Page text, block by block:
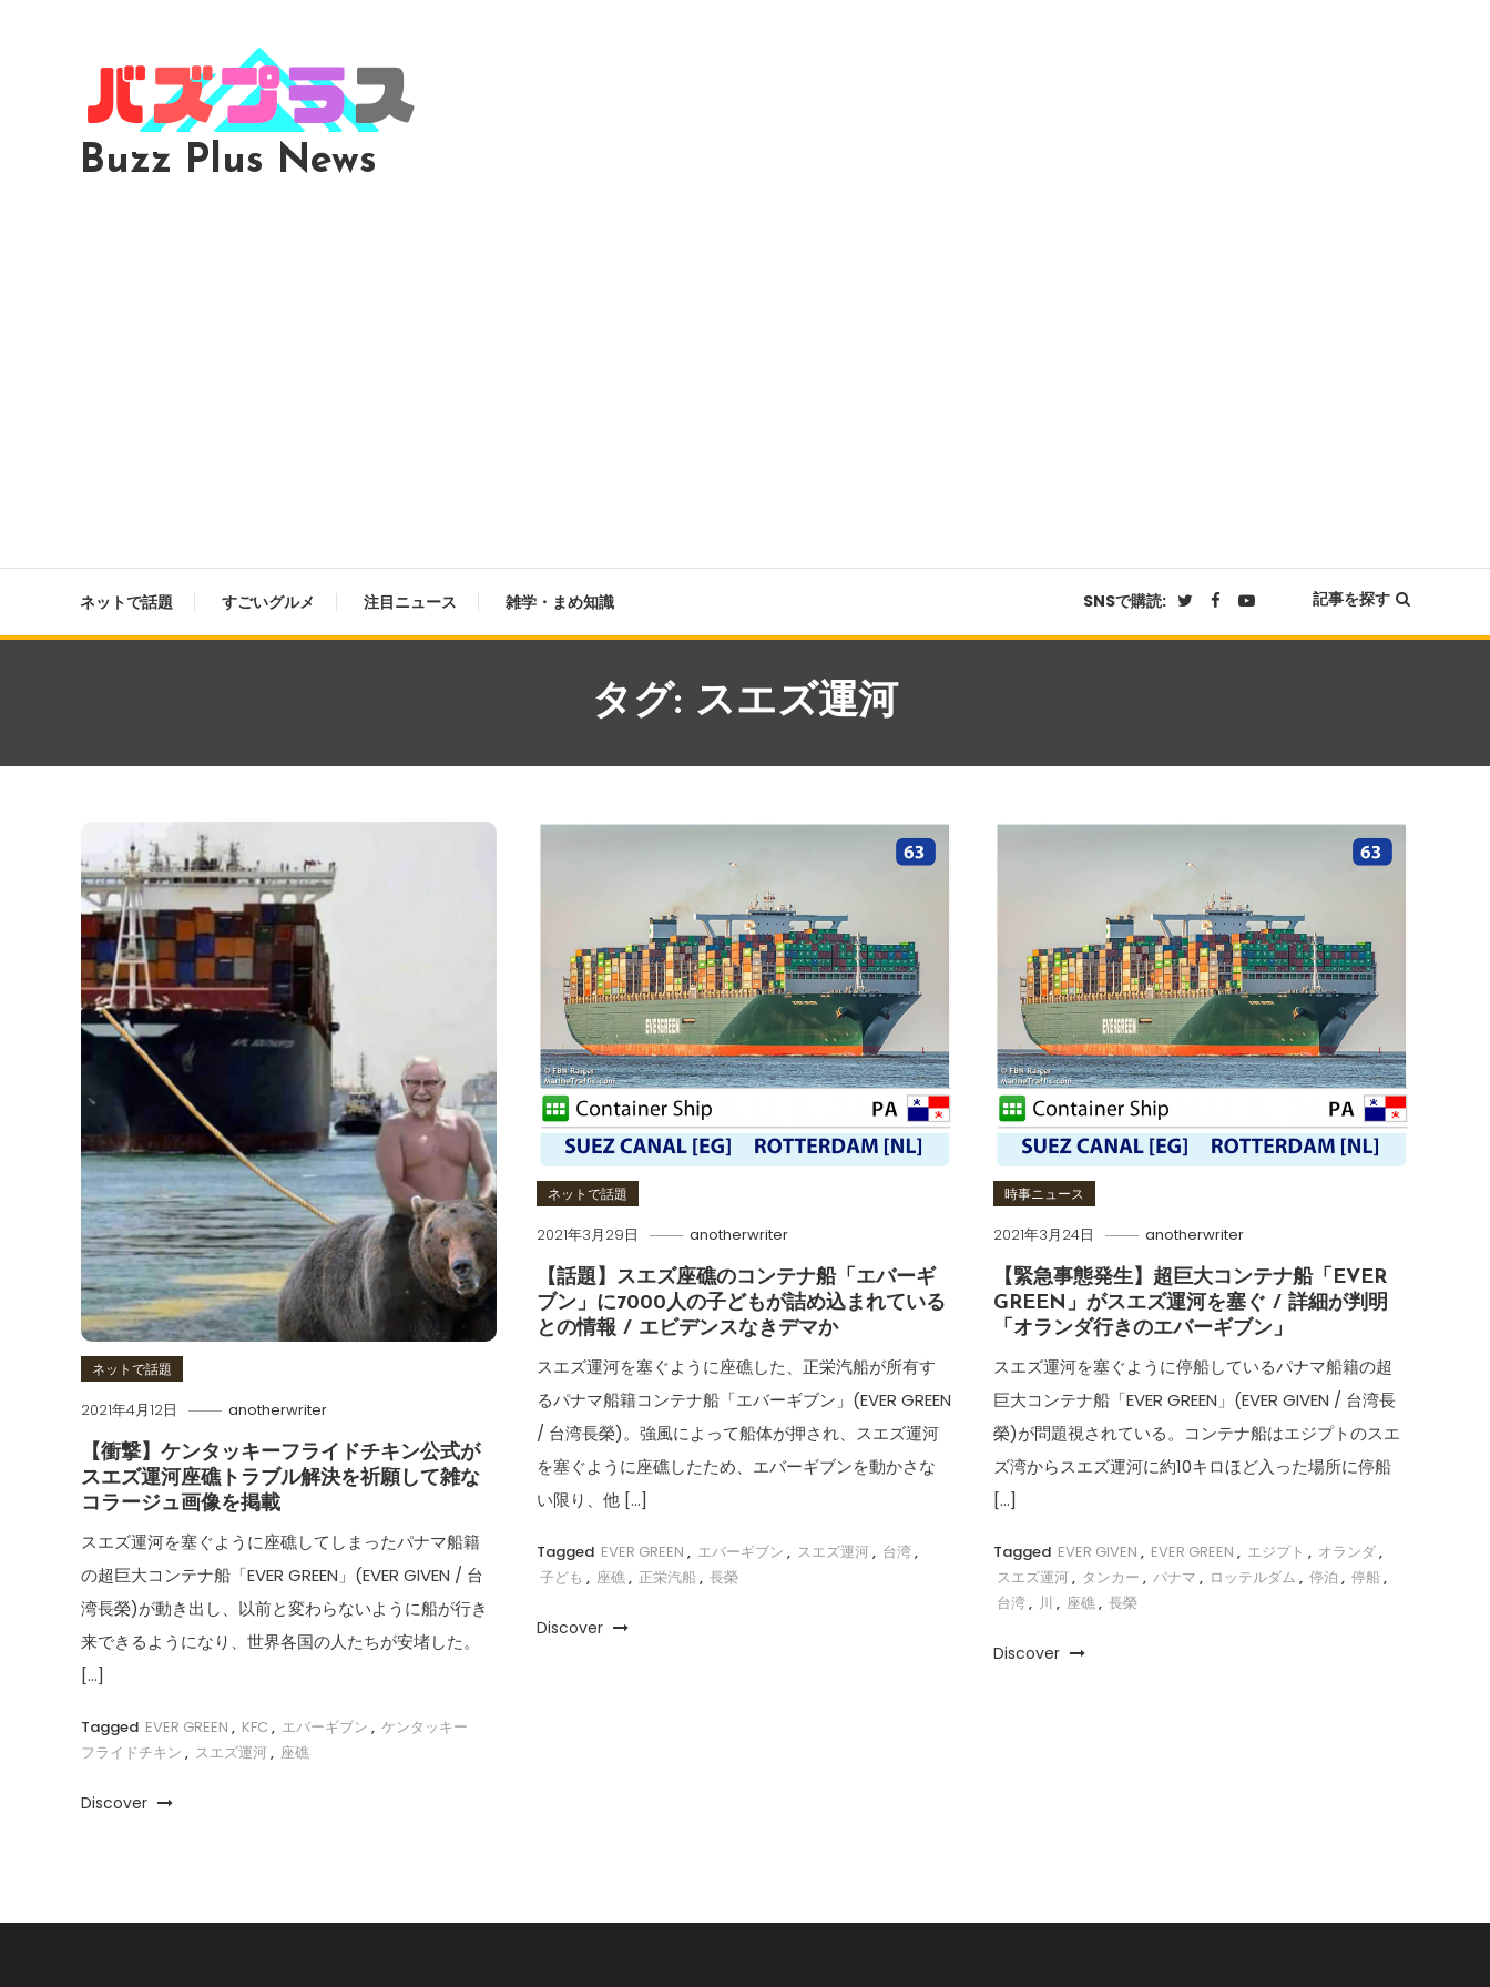
Buzz Plus News
ネットで話題 すごいグルメ 注目ニュース 雑学・まめ知識 SNSで購読: 記事を探す
タグ: スエズ運河
ネットで話題
2021年4月12日 anotherwriter
【衝撃】ケンタッキーフライドチキン公式が
スエズ運河座礁トラブル解決を祈願して雑な
コラージュ画像を掲載
スエズ運河を塞ぐように座礁してしまったパナマ船籍
の超巨大コンテナ船「EVER GREEN」(EVER GIVEN / 台
湾長榮)が動き出し、以前と変わらないように船が行き
来できるようになり、世界各国の人たちが安堵した。
[…]
Tagged EVER GREEN , KFC , エバーギブン , ケンタッキー
フライドチキン , スエズ運河, 座礁
Discover
ネットで話題
2021年3月29日 anotherwriter
【話題】スエズ座礁のコンテナ船「エバーギ
ブン」に7000人の子どもが詰め込まれている
との情報 / エビデンスなきデマか
スエズ運河を塞ぐように座礁した、正栄汽船が所有す
るパナマ船籍コンテナ船「エバーギブン」(EVER GREEN
/ 台湾長榮)。強風によって船体が押され、スエズ運河
を塞ぐように座礁したため、エバーギブンを動かさな
い限り、他 […]
Tagged EVER GREEN , エバーギブン , スエズ運河, 台湾,
子ども , 座礁, 正栄汽船, 長榮
Discover
時事ニュース
2021年3月24日 anotherwriter
【緊急事態発生】超巨大コンテナ船「EVER
GREEN」がスエズ運河を塞ぐ / 詳細が判明
「オランダ行きのエバーギブン」
スエズ運河を塞ぐように停船しているパナマ船籍の超
巨大コンテナ船「EVER GREEN」(EVER GIVEN / 台湾長
榮)が問題視されている。コンテナ船はエジプトのスエ
ズ湾からスエズ運河に約10キロほど入った場所に停船
[…]
Tagged EVER GIVEN , EVER GREEN , エジプト , オランダ,
スエズ運河, タンカー , パナマ , ロッテルダム , 停泊 , 停船,
台湾, 川 , 座礁, 長榮
Discover